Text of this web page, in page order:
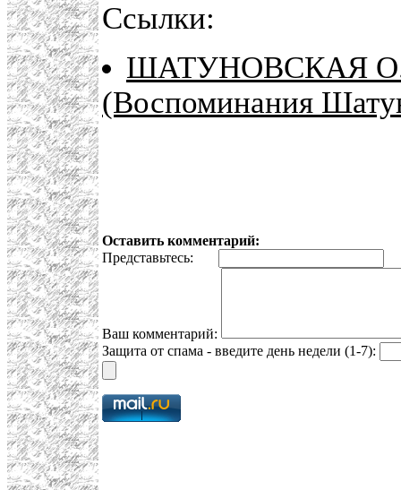
Ссылки:
ШАТУНОВСКАЯ
(Воспоминания
Оставить комментарий:
Представьтесь:
Ваш комментарий:
Защита от спама - введите день недели (1-7):